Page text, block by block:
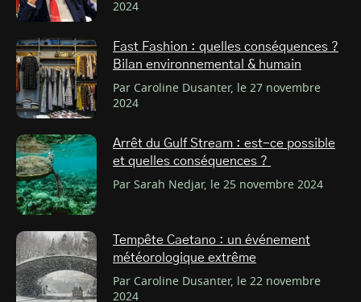
2024
Fast Fashion : quelles conséquences ?
Bilan environnemental & humain
Par Caroline Dusanter, le 27 novembre
2024
Arrêt du Gulf Stream : est-ce possible
et quelles conséquences ?
Par Sarah Nedjar, le 25 novembre 2024
Tempête Caetano : un événement
météorologique extrême
Par Caroline Dusanter, le 22 novembre
2024